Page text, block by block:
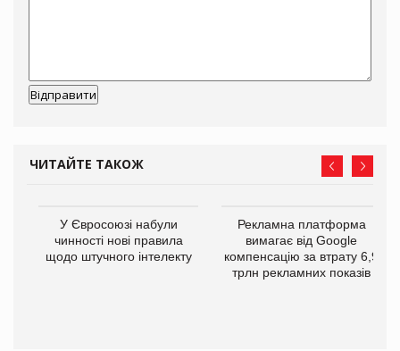
ЧИТАЙТЕ ТАКОЖ
У Євросоюзі набули
чинності нові правила
щодо штучного інтелекту
Рекламна платформа
вимагає від Google
компенсацію за втрату 6,9
трлн рекламних показів